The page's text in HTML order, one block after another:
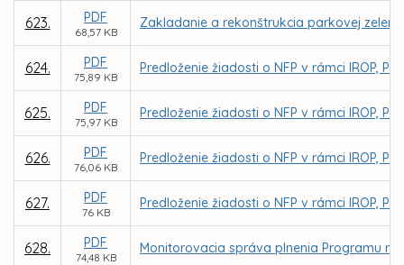
623. PDF
68,57 KB
Zakladanie a rekonštrukcia parkovej
624. PDF
75,89 KB
Predloženie žiadosti o NFP v rámci IROP,
625. PDF
75,97 KB
Predloženie žiadosti o NFP v rámci IROP,
626. PDF
76,06 KB
Predloženie žiadosti o NFP v rámci IROP,
627. PDF
76 KB
Predloženie žiadosti o NFP v rámci IROP,
628. PDF
74,48 KB
Monitorovacia správa plnenia Programu